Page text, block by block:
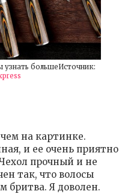
большеИсточник:
на картинке.
и ее очень приятно
прочный и не
так, что волосы
бритва. Я доволен.